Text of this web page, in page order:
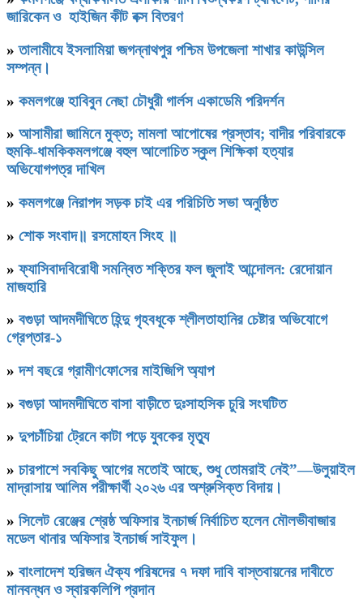
জারিকেন ও হাইজিন কীট বক্স বিতরণ
»‎তালামীযে ইসলামিয়া জগন্নাথপুর পশ্চিম উপজেলা শাখার কাউন্সিল
সম্পন্ন।
» কমলগঞ্জে হাবিবুন নেছা চৌধুরী গার্লস একাডেমি পরিদর্শন
» আসামীরা জামিনে মুক্ত; মামলা আপোষের প্রস্তাব; বাদীর পরিবারকে
হুমকি-ধামকিকমলগঞ্জে বহুল আলোচিত স্কুল শিক্ষিকা হত্যার
অভিযোগপত্র দাখিল
» কমলগঞ্জে নিরাপদ সড়ক চাই এর পরিচিতি সভা অনুষ্ঠিত
» শোক সংবাদ॥ রসমোহন সিংহ ॥
»ফ্যাসিবাদবিরোধী সমন্বিত শক্তির ফল জুলাই আন্দোলন: রেদোয়ান
মাজহারি
» বগুড়া আদমদীঘিতে হিন্দু গৃহবধূকে শ্লীলতাহানির চেষ্টার অভিযোগে
গ্রেপ্তার-১
»দশ বছ‌রে গ্রামীণ‌ফো‌সের মাইজিপি অ্যাপ
» বগুড়া আদমদীঘিতে বাসা বাড়ীতে দুঃসাহসিক চুরি সংঘটিত
» দুপচাঁচিয়া ট্রেনে কাটা পড়ে যুবকের মৃত্যু
» চারপাশে সবকিছু আগের মতোই আছে, শুধু তোমরাই নেই”—উলুয়াইল
মাদ্রাসায় আলিম পরীক্ষার্থী ২০২৬ এর অশ্রুসিক্ত বিদায়।
» সিলেট রেঞ্জের শ্রেষ্ঠ অফিসার ইনচার্জ নির্বাচিত হলেন মৌলভীবাজার
মডেল থানার অফিসার ইনচার্জ সাইফুল।
» বাংলাদেশ হরিজন ঐক্য পরিষদের ৭ দফা দাবি বাস্তবায়নের দাবীতে
মানবন্ধন ও স্বারকলিপি প্রদান